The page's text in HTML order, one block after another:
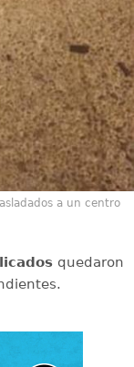
a un centro
quedaron